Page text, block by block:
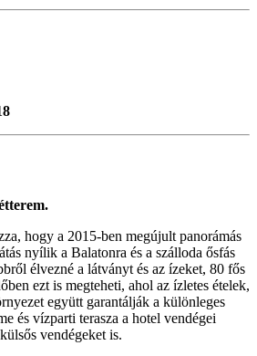
hogy a 2015-ben megújult panorámás
nyílik a Balatonra és a szálloda ősfás
élvezné a látványt és az ízeket, 80 fős
ezt is megteheti, ahol az ízletes ételek,
együtt garantálják a különleges
és vízparti terasza a hotel vendégei
vendégeket is.